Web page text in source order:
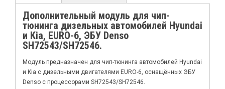
Дополнительный модуль для чип-
тюнинга дизельных автомобилей Hyundai
и Kia, EURO-6, ЭБУ Denso
SH72543/SH72546.
Модуль предназначен для чип-тюнинга автомобилей Hyundai
и Kia c дизельными двигателями EURO-6, оснащённых ЭБУ
Denso с процессорами SH72543/SH72546.